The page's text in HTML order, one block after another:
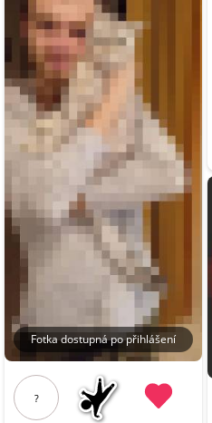
Fotka dostupná po přihlášení
?